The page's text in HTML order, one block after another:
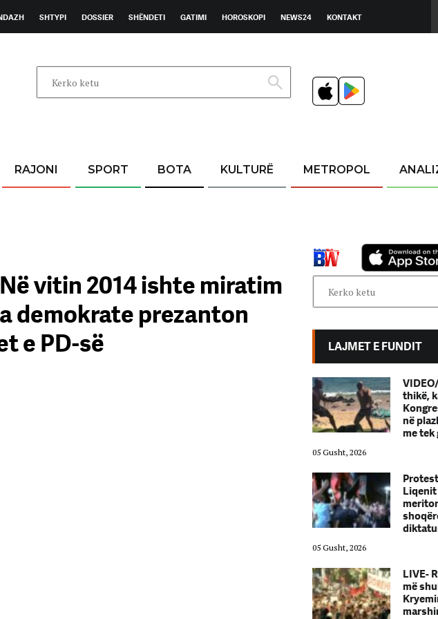
SHTYPI DOSSIER SHËNDETI GATIMI HOROSKOPI NEWS24 KONTAKT
RAJONI SPORT BOTA KULTURË METROPOL
vitin 2014 ishte miratim
demokrate prezanton
e PD-së
LAJMET E FUNDIT
thikë,
në
me tek
05 Gusht, 2026
05 Gusht, 2026
LIVE-
më